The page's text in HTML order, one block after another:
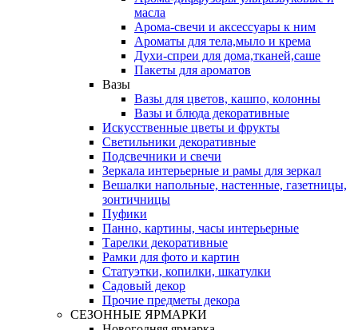
масла
Арома-свечи и аксессуары к ним
Ароматы для тела,мыло и крема
Духи-спреи для дома,тканей,саше
Пакеты для ароматов
Вазы
Вазы для цветов, кашпо, колонны
Вазы и блюда декоративные
Искусственные цветы и фрукты
Светильники декоративные
Подсвечники и свечи
Зеркала интерьерные и рамы для зеркал
Вешалки напольные, настенные, газетницы,
зонтичницы
Пуфики
Панно, картины, часы интерьерные
Тарелки декоративные
Рамки для фото и картин
Статуэтки, копилки, шкатулки
Садовый декор
Прочие предметы декора
СЕЗОННЫЕ ЯРМАРКИ